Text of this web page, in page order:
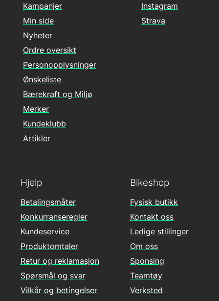
Instagram
Strava
Hjelp
Betalingsmåter
Konkurranseregler
Kundeservice
Produktomtaler
Retur og reklamasjon
Spørsmål og svar
Vilkår og betingelser
Kampanjer
Min side
Nyheter
Ordre oversikt
Personopplysninger
Ønskeliste
Bærekraft og Miljø
Merker
Kundeklubb
Artikler
Bikeshop
Fysisk butikk
Kontakt oss
Ledige stillinger
Om oss
Sponsing
Teamtøy
Verksted